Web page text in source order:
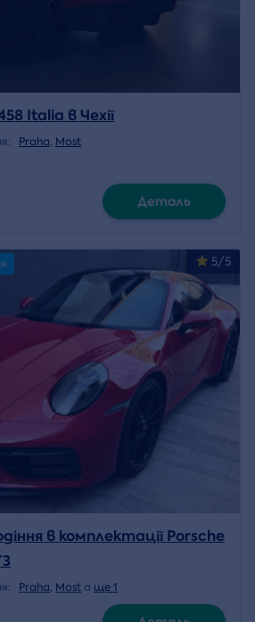
Italia в Чехії
Praha, Most
Деталь
5/5
в комплектації Porsche
Praha, Most a ще 1